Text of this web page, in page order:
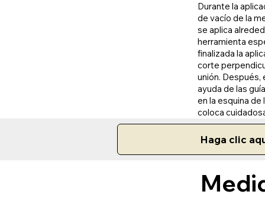
Durante la
de vacío de la
se aplica
herramienta
finalizada la
corte
unión. Después,
ayuda de las
en la esquina de
coloca
Haga clic